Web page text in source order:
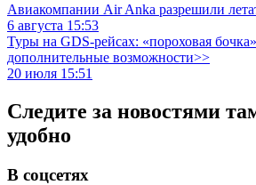
Авиакомпании Air Anka разрешили
6 августа 15:53
Туры на GDS-рейсах: «пороховая
дополнительные возможности>>
20 июля 15:51
Следите за новостями
удобно
В соцсетях